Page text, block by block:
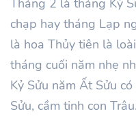
Tháng 2 là tháng Kỷ
chạp hay tháng Lạp
là hoa Thủy tiên là
tháng cuối năm nhẹ
Kỷ Sửu năm Ất Sửu
Sửu, cầm tinh con